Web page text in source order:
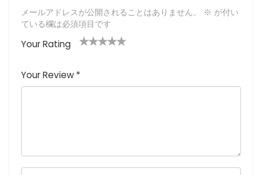
メールアドレスが公開されることはありません。 ※ が付い
ている欄は必須項目です
Your Rating
つ
星
価
星
(最
(最高
評価:
(最高評
価: 5つ
高評価: 5
つ星)
Your Review *